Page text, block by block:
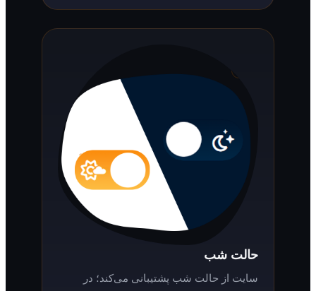
حالت شب
سایت از حالت شب پشتیبانی می‌کند؛ در